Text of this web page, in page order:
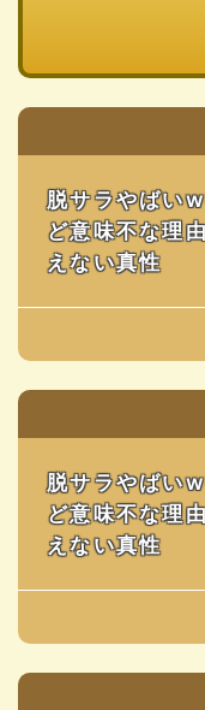
脱サラやばい
ど意味不な理
えない真性
脱サラやばい
ど意味不な理
えない真性